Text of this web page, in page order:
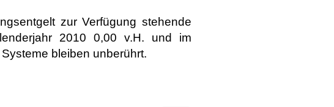
zur Verfügung stehende
2010 0,00 v.H. und im
bleiben unberührt.